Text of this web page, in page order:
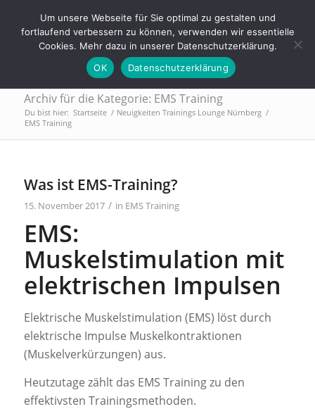
Tel.: 0911 - 2171 4565 | info@trainings-lounge.de
Archiv für die Kategorie: EMS Training
Du bist hier: Startseite / Neuigkeiten Trainings Lounge Nürnberg /
EMS Training
Was ist EMS-Training?
15. November 2017 / in EMS Training
EMS:
Muskelstimulation mit
elektrischen Impulsen
Elektrische Muskelstimulation (EMS) löst durch
elektrische Impulse Muskelkontraktionen
(Muskelverkürzungen) aus.
Heutzutage zählt das EMS Training zu den
effektivsten Trainingsmethoden.
Um unsere Webseite für Sie optimal zu gestalten und
fortlaufend verbessern zu können, verwenden wir essentielle
Cookies. Mehr dazu in unserer Datenschutzerklärung.
OK
Datenschutzerklärung